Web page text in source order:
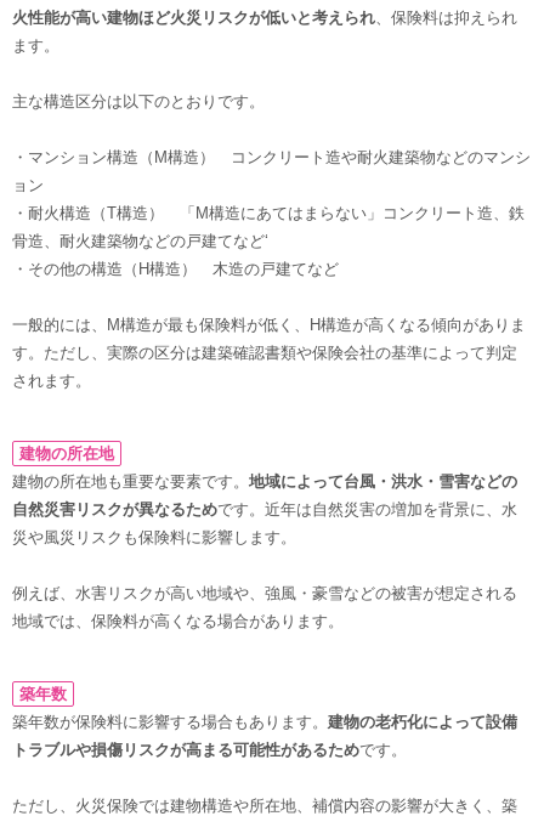
火性能が高い建物ほど火災リスクが低いと考えられ 、保険料は抑えられ
ます。
主な構造区分は以下のとおりです。
・マンション構造（M構造） コンクリート造や耐火建築物などのマンシ
ョン
・耐火構造（T構造） 「M構造にあてはまらない」コンクリート造、鉄
骨造、耐火建築物などの戸建てなど‘
・その他の構造（H構造） 木造の戸建てなど
一般的には、M構造が最も保険料が低く、H構造が高くなる傾向がありま
す。ただし、実際の区分は建築確認書類や保険会社の基準によって判定
されます。
建物の所在地
建物の所在地も重要な要素です。 地域によって台風・洪水・雪害などの
自然災害リスクが異なるためです。近年は自然災害の増加を背景に、水
災や風災リスクも保険料に影響します。
例えば、水害リスクが高い地域や、強風・豪雪などの被害が想定される
地域では、保険料が高くなる場合があります。
築年数
築年数が保険料に影響する場合もあります。 建物の老朽化によって設備
トラブルや損傷リスクが高まる可能性があるためです。
ただし、火災保険では建物構造や所在地、補償内容の影響が大きく、築